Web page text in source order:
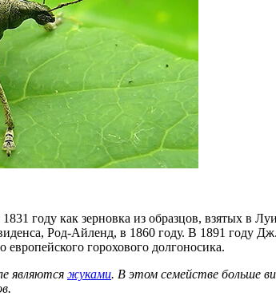
году как зерновка из образцов, взятых
Род-Айленд, в 1860 году. В 1891 году
европейского горохового долгоносика.
являются жуками. В этом семействе больше